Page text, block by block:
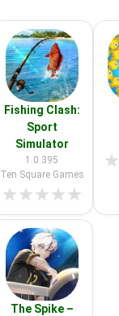
Fishing Clash:
Sport
Simulator
1.0.395
Ten Square Games
★★★★★
★
The Spike –